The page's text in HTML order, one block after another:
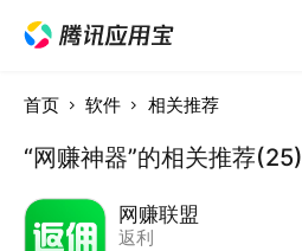
首页 软件 相关推荐
“网赚神器”的相关推荐(25)
网赚联盟
返利